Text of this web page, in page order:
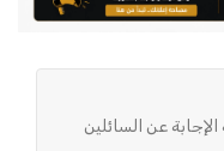
عن السائلين